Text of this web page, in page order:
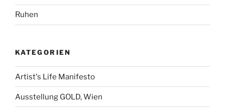
Ruhen
KATEGORIEN
Artist's Life Manifesto
Ausstellung GOLD, Wien